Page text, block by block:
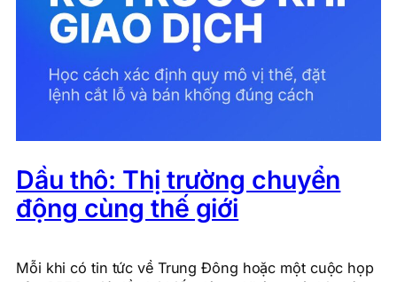
Dầu thô: Thị trường chuyển
động cùng thế giới
Mỗi khi có tin tức về Trung Đông hoặc một cuộc họp